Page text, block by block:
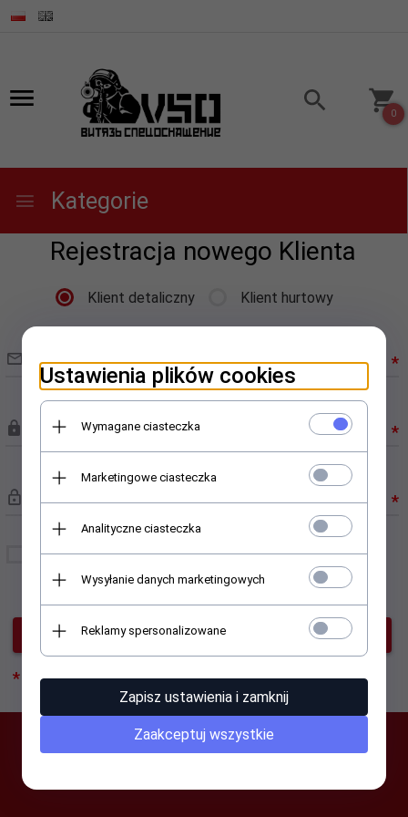
0
Kategorie
Rejestracja nowego Klienta
Klient detaliczny Klient hurtowy
*
Adres E-mail:
*
Hasło:
*
Powtórz hasło:
Wyrażam zgodę na otrzymywanie newslettera na
podany adres e-mail.
Dalej
*
Ustawienia plików cookies
Wymagane ciasteczka
Marketingowe ciasteczka
Analityczne ciasteczka
Wysyłanie danych marketingowych
Reklamy spersonalizowane
Zapisz ustawienia i zamknij
Zaakceptuj wszystkie